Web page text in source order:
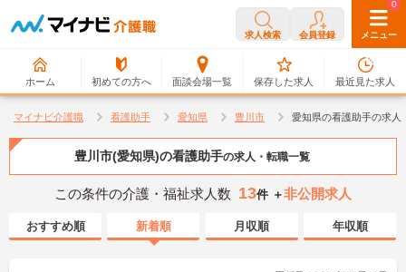
求人検索 会員登録 メニュー
ホーム 初めての方へ 面談会場一覧
0
保存した求人
0
最近見た求人
マイナビ介護職 看護助手 愛知県 豊川市 愛知県の看護助手の求人
豊川市(愛知県)の看護助手の求人・転職一覧
この条件の介護・福祉求人数 13件 ＋非公開求人
おすすめ順 新着順 月収順 年収順